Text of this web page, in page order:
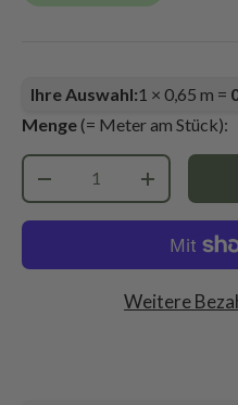
Menge(= Meter am Stück):
Ihre Auswahl:1 × 0,65 m =
Anzahl
-
+
Weitere